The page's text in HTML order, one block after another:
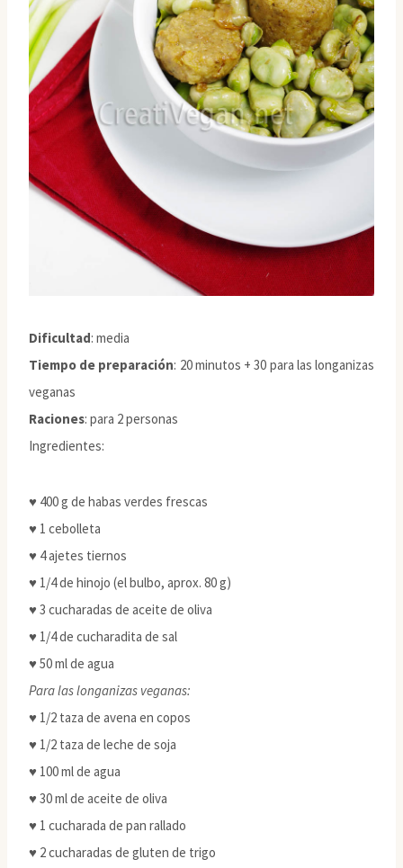
Dificultad: media
Tiempo de preparación: 20 minutos + 30 para las longanizas
veganas
Raciones: para 2 personas
Ingredientes:
♥ 400 g de habas verdes frescas
♥ 1 cebolleta
♥ 4 ajetes tiernos
♥ 1/4 de hinojo (el bulbo, aprox. 80 g)
♥ 3 cucharadas de aceite de oliva
♥ 1/4 de cucharadita de sal
♥ 50 ml de agua
Para las longanizas veganas:
♥ 1/2 taza de avena en copos
♥ 1/2 taza de leche de soja
♥ 100 ml de agua
♥ 30 ml de aceite de oliva
♥ 1 cucharada de pan rallado
♥ 2 cucharadas de gluten de trigo